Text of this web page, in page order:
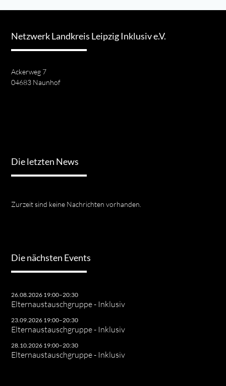
Netzwerk Landkreis Leipzig Inklusiv e.V.
Ackerweg 7
04683 Naunhof
Die letzten News
Zurzeit sind keine Nachrichten vorhanden.
Die nächsten Events
26.08.2026 19:00–20:30
Elternaustauschgruppe - Inklusiv
23.09.2026 19:00–20:30
Elternaustauschgruppe - Inklusiv
28.10.2026 19:00–20:30
Elternaustauschgruppe - Inklusiv